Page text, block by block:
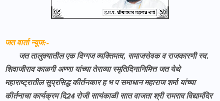
जत वार्ता न्यूज:-
जत तालुक्यातील एक दिग्गज व्यक्तिमत्व, समाजसेवक व राजकारणी स्व.
शिवाजीराव काळगी अण्णा यांच्या तेराव्या स्मृतिदिनानिमित्त जत येथे
महाराष्ट्रातील सुप्रसिद्ध कीर्तनकार ह भ प समाधान महाराज शर्मा यांच्या
कीर्तनाचा कार्यक्रम दि24 रोजी सायंकाळी सात वाजता श्री रामराव विद्यामंदिर